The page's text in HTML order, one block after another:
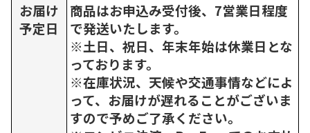
お届け
予定日
商品はお申込み受付後、7営業日程度
で発送いたします。
※土日、祝日、年末年始は休業日とな
っております。
※在庫状況、天候や交通事情などによ
って、お届けが遅れることがございま
すので予めご了承ください。